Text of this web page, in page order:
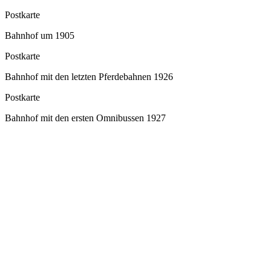
Postkarte
Bahnhof um 1905
Postkarte
Bahnhof mit den letzten Pferdebahnen 1926
Postkarte
Bahnhof mit den ersten Omnibussen 1927